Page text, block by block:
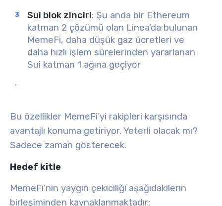
Sui blok zinciri: Şu anda bir Ethereum
katman 2 çözümü olan Linea’da bulunan
MemeFi, daha düşük gaz ücretleri ve
daha hızlı işlem sürelerinden yararlanan
Sui katman 1 ağına geçiyor
.
Bu özellikler MemeFi’yi rakipleri karşısında
avantajlı konuma getiriyor. Yeterli olacak mı?
Sadece zaman gösterecek.
Hedef kitle
MemeFi’nin yaygın çekiciliği aşağıdakilerin
birleşiminden kaynaklanmaktadır: